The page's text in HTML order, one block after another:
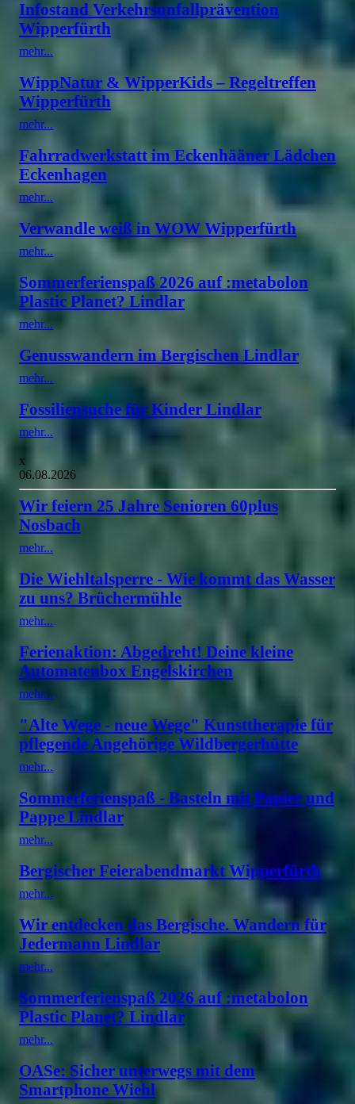
Infostand Verkehrsunfallprävention
Wipperfürth
mehr...
WippNatur & WipperKids – Regeltreffen
Wipperfürth
mehr...
Fahrradwerkstatt im Eckenhääner Lädchen
Eckenhagen
mehr...
Verwandle weiß in WOW Wipperfürth
mehr...
Sommerferienspaß 2026 auf :metabolon
Plastic Planet? Lindlar
mehr...
Genusswandern im Bergischen Lindlar
mehr...
Fossiliensuche für Kinder Lindlar
mehr...
x
06.08.2026
Wir feiern 25 Jahre Senioren 60plus
Nosbach
mehr...
Die Wiehltalsperre - Wie kommt das Wasser
zu uns? Brüchermühle
mehr...
Ferienaktion: Abgedreht! Deine kleine
Automatenbox Engelskirchen
mehr...
"Alte Wege - neue Wege" Kunsttherapie für
pflegende Angehörige Wildbergerhütte
mehr...
Sommerferienspaß - Basteln mit Papier und
Pappe Lindlar
mehr...
Bergischer Feierabendmarkt Wipperfürth
mehr...
Wir entdecken das Bergische. Wandern für
Jedermann Lindlar
mehr...
Sommerferienspaß 2026 auf :metabolon
Plastic Planet? Lindlar
mehr...
OASe: Sicher unterwegs mit dem
Smartphone Wiehl